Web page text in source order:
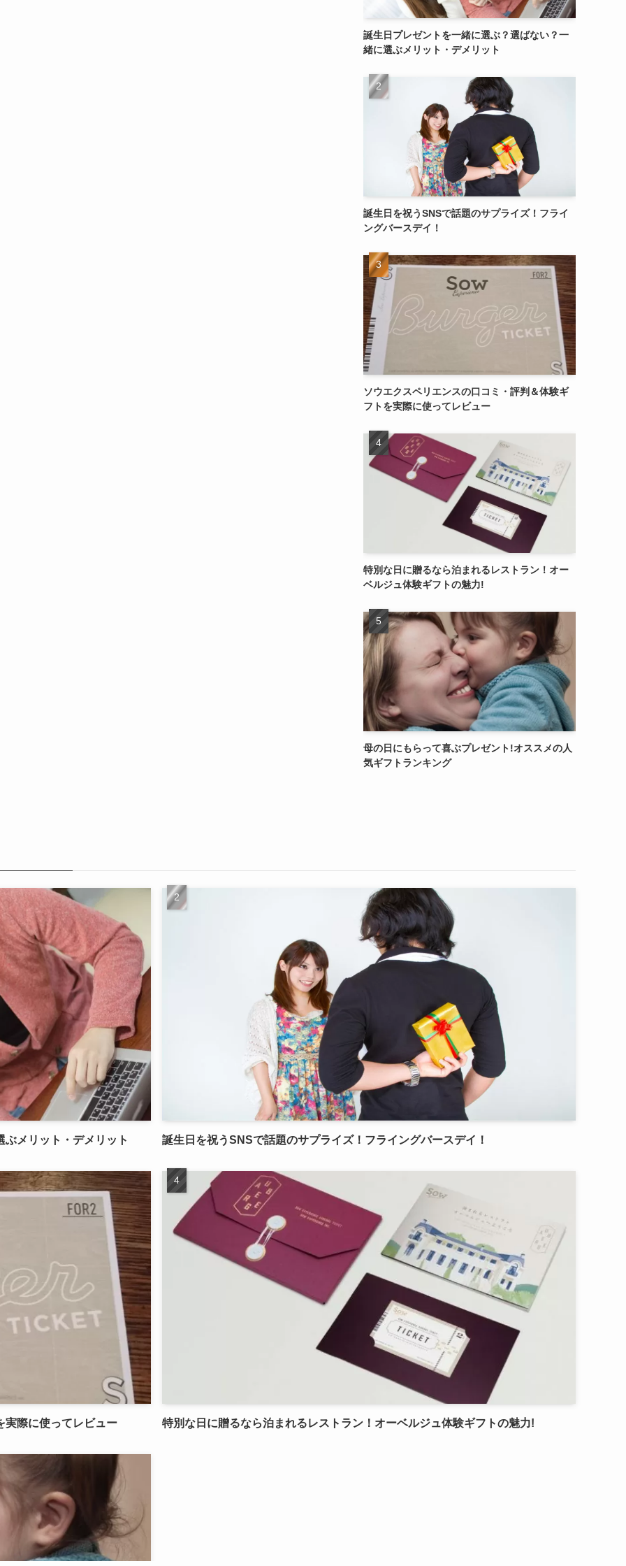
誕生日プレゼントを一緒に選ぶ？選ばない？一
緒に選ぶメリット・デメリット
誕生日を祝うSNSで話題のサプライズ！フライ
ングバースデイ！
ソウエクスペリエンスの口コミ・評判＆体験ギ
フトを実際に使ってレビュー
特別な日に贈るなら泊まれるレストラン！オー
ベルジュ体験ギフトの魅力!
母の日にもらって喜ぶプレゼント!オススメの人
気ギフトランキング
メリット・デメリット 誕生日を祝うSNSで話題のサプライズ！フライングバースデイ！
実際に使ってレビュー 特別な日に贈るなら泊まれるレストラン！オーベルジュ体験ギフトの魅力!